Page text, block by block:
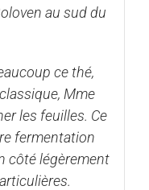
au sud du
ce thé,
Mme
les feuilles. Ce
fermentation
côté légèrement